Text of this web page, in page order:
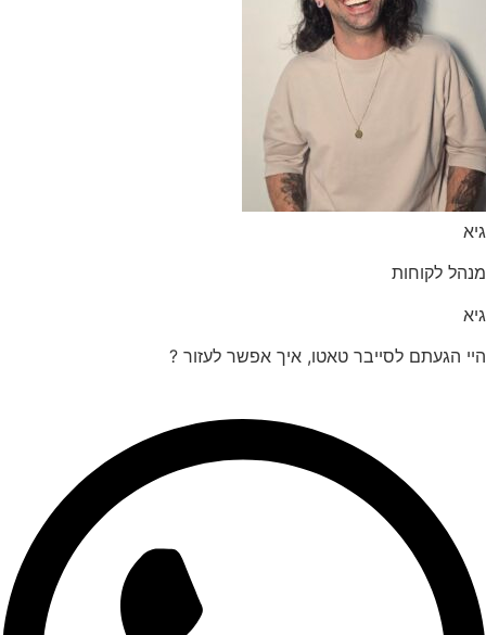
לקוחות
הגעתם לסייבר טאטו, איך אפשר לעזור ?